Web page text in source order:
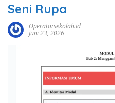
Seni Rupa
Operatorsekolah.id
Juni 23, 2026